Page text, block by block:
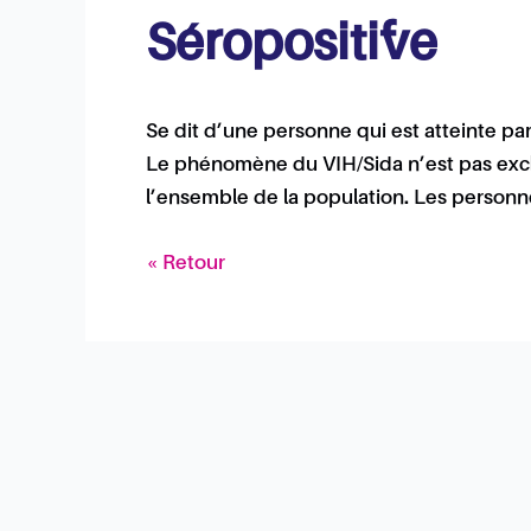
Séropositif·ve
Se dit d’une personne qui est atteinte
Le phénomène du VIH/Sida n’est pas
l’ensemble de la population. Les
« Retour